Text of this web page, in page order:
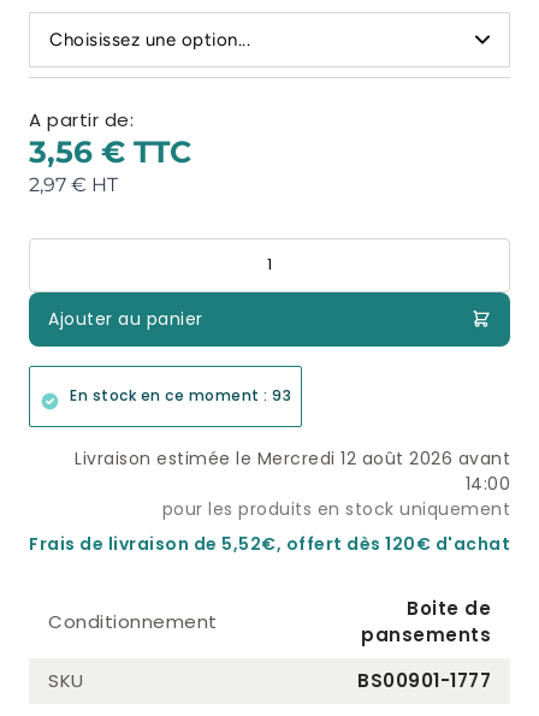
Choisissez une option...
A partir de:
3,56 €
2,97 €
Ajouter au panier
En stock en ce moment : 93
Livraison estimée le Mercredi 12 août 2026 avant
14:00
pour les produits en stock uniquement
Frais de livraison de 5,52€, offert dès 120€ d'achat
Conditionnement
Boite de
pansements
SKU
BS00901-1777